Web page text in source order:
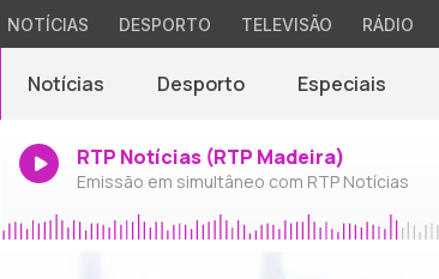
NOTÍCIAS DESPORTO TELEVISÃO RÁDIO
Notícias Desporto Especiais
RTP Notícias (RTP Madeira)
Emissão em simultâneo com RTP Notícias